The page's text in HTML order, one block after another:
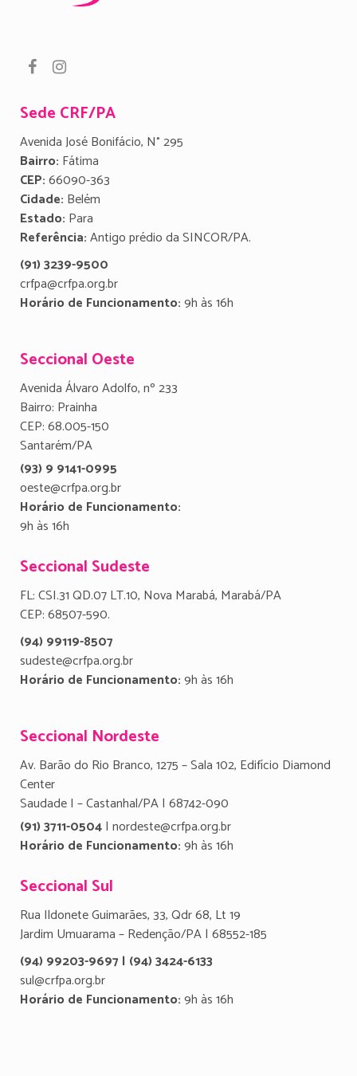
Sede CRF/PA
Avenida José Bonifácio, N° 295
Bairro: Fátima
CEP:66090-363
Cidade: Belém
Estado: Para
Referência:Antigo prédio da SINCOR/PA.
(91) 3239-9500
crfpa@crfpa.org.br
Horário de Funcionamento:9h às 16h
Seccional Oeste
Avenida Álvaro Adolfo, nº 233
Bairro: Prainha
CEP: 68.005-150
Santarém/PA
(93) 9 9141-0995
oeste@crfpa.org.br
Horário de Funcionamento:
9h às 16h
Seccional Sudeste
FL: CSI.31 QD.07 LT.10, Nova Marabá, Marabá/PA
CEP: 68507-590.
(94) 99119-8507
sudeste@crfpa.org.br
Horário de Funcionamento:9h às 16h
Seccional Nordeste
Av. Barão do Rio Branco, 1275 – Sala 102, Edifício Diamond
Center
Saudade I – Castanhal/PA | 68742-090
(91) 3711-0504| nordeste@crfpa.org.br
Horário de Funcionamento:9h às 16h
Seccional Sul
Rua Ildonete Guimarães, 33, Qdr 68, Lt 19
Jardim Umuarama – Redenção/PA | 68552-185
(94) 99203-9697 | (94) 3424-6133
sul@crfpa.org.br
Horário de Funcionamento:9h às 16h